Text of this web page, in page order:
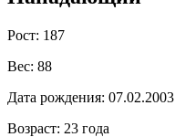
Рост: 187
Вес: 88
Дата рождения: 07.02.2003
Возраст: 23 года